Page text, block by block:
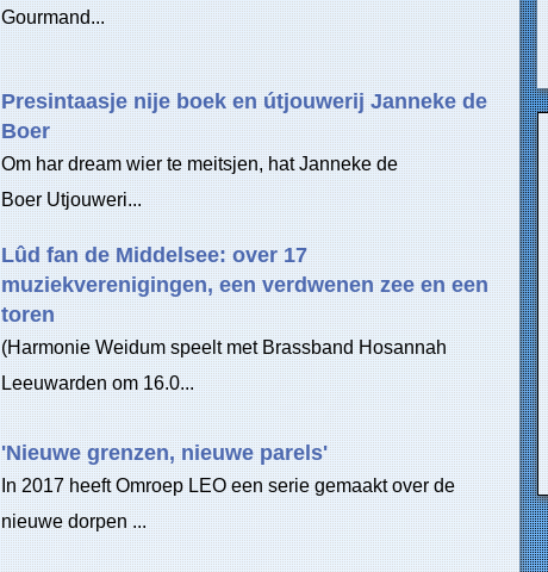
Gourmand...
Presintaasje nije boek en útjouwerij Janneke de
Boer
Om har dream wier te meitsjen, hat Janneke de
Boer Utjouweri...
Lûd fan de Middelsee: over 17
muziekverenigingen, een verdwenen zee en een
toren
(Harmonie Weidum speelt met Brassband Hosannah
Leeuwarden om 16.0...
'Nieuwe grenzen, nieuwe parels'
In 2017 heeft Omroep LEO een serie gemaakt over de
nieuwe dorpen ...